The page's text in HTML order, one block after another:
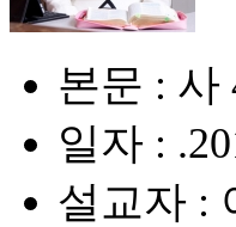
본문 : 사
일자 :
설교자 :